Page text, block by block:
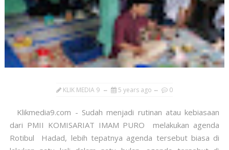
KLIK MEDIA 9 5 years ago 0
Klikmedia9.com - Sudah menjadi rutinan atau kebiasaan
dari PMII KOMISARIAT IMAM PURO melakukan agenda
Rotibul Hadad, lebih tepatnya agenda tersebut biasa di